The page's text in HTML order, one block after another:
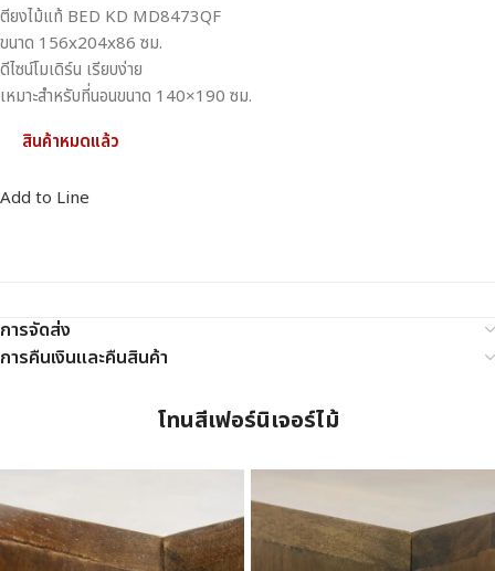
ตียงไม้แท้ BED KD MD8473QF
ขนาด 156x204x86 ซม.
ดีไซน์โมเดิร์น เรียบง่าย
เหมาะสำหรับที่นอนขนาด 140×190 ซม.
สินค้าหมดแล้ว
Add to Line
การจัดส่ง
การคืนเงินและคืนสินค้า
โทนสีเฟอร์นิเจอร์ไม้